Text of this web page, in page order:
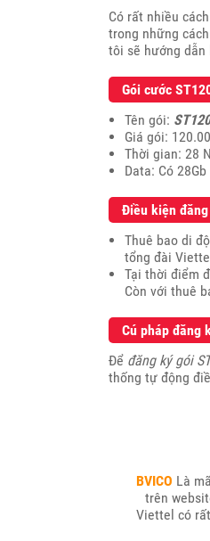
Có rất nhiều
trong những
tôi sẽ hướng dẫn
Gói cước
Tên gói: ST120
Giá gói:
Thời gian: 28
Data: Có
Điều kiện
Thuê bao di
tổng đài
Tại thời điểm
Còn với thuê
Cú pháp đăng
Để đăng ký gói
thống tự động
BVICO Là
trên
Viettel có